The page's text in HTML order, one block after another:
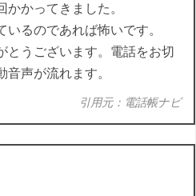
かってきました。
るのであれば怖いです。
とうございます。電話をお切
音声が流れます。
引用元：電話帳ナビ